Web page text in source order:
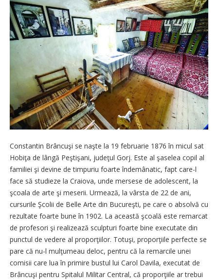
Constantin Brâncuşi se naşte la 19 februarie 1876 în micul sat
Hobiţa de lângă Peştişani, judeţul Gorj. Este al şaselea copil al
familiei şi devine de timpuriu foarte îndemânatic, fapt care-l
face să studieze la Craiova, unde mersese de adolescent, la
şcoala de arte şi meserii. Urmează, la vârsta de 22 de ani,
cursurile Şcolii de Belle Arte din Bucureşti, pe care o absolvă cu
rezultate foarte bune în 1902. La această şcoală este remarcat
de profesori şi realizează sculpturi foarte bine executate din
punctul de vedere al proporţiilor. Totuşi, proporţiile perfecte se
pare că nu-l mulţumeau deloc, pentru că la remarcile unei
comisii care lua în primire bustul lui Carol Davila, executat de
Brâncuşi pentru Spitalul Militar Central, că proporţiile ar trebui